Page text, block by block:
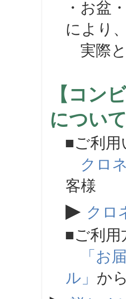
・お盆・
により
実際と
【コン
につい
■ご利用
クロ
客様
▶ クロ
■ご利用
「お
ル」 か